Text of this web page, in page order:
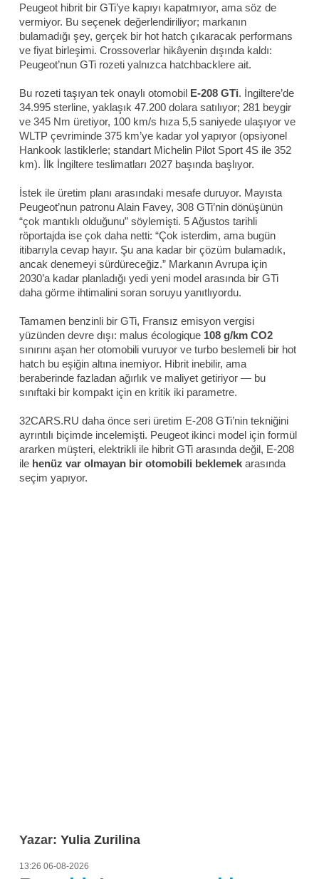
Peugeot hibrit bir GTi’ye kapıyı kapatmıyor, ama söz de
vermiyor. Bu seçenek değerlendiriliyor; markanın
bulamadığı şey, gerçek bir hot hatch çıkaracak performans
ve fiyat birleşimi. Crossoverlar hikâyenin dışında kaldı:
Peugeot’nun GTi rozeti yalnızca hatchbacklere ait.
Bu rozeti taşıyan tek onaylı otomobil E-208 GTi. İngiltere’de
34.995 sterline, yaklaşık 47.200 dolara satılıyor; 281 beygir
ve 345 Nm üretiyor, 100 km/s hıza 5,5 saniyede ulaşıyor ve
WLTP çevriminde 375 km’ye kadar yol yapıyor (opsiyonel
Hankook lastiklerle; standart Michelin Pilot Sport 4S ile 352
km). İlk İngiltere teslimatları 2027 başında başlıyor.
İstek ile üretim planı arasındaki mesafe duruyor. Mayısta
Peugeot’nun patronu Alain Favey, 308 GTi’nin dönüşünün
“çok mantıklı olduğunu” söylemişti. 5 Ağustos tarihli
röportajda ise çok daha netti: “Çok isterdim, ama bugün
itibarıyla cevap hayır. Şu ana kadar bir çözüm bulamadık,
ancak denemeyi sürdüreceğiz.” Markanın Avrupa için
2030’a kadar planladığı yedi yeni model arasında bir GTi
daha görme ihtimalini soran soruyu yanıtlıyordu.
Tamamen benzinli bir GTi, Fransız emisyon vergisi
yüzünden devre dışı: malus écologique 108 g/km CO2
sınırını aşan her otomobili vuruyor ve turbo beslemeli bir hot
hatch bu eşiğin altına inemiyor. Hibrit inebilir, ama
beraberinde fazladan ağırlık ve maliyet getiriyor — bu
sınıftaki bir kompakt için en kritik iki parametre.
32CARS.RU daha önce seri üretim E-208 GTi’nin tekniğini
ayrıntılı biçimde incelemişti. Peugeot ikinci model için formül
ararken müşteri, elektrikli ile hibrit GTi arasında değil, E-208
ile henüz var olmayan bir otomobili beklemek arasında
seçim yapıyor.
Yazar: Yulia Zurilina
13:26 06-08-2026